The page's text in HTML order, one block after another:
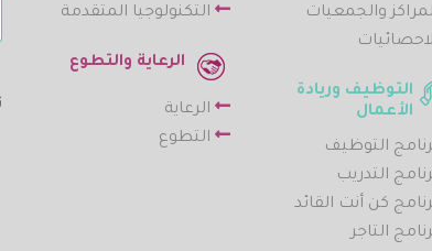
والجمعيات
التوظيف وريادة
الأعمال
التوظيف
التدريب
كن أنت القائد
التاجر
التكنولوجيا المتقدمة
الرعاية والتطوع
الرعاية
التطوع